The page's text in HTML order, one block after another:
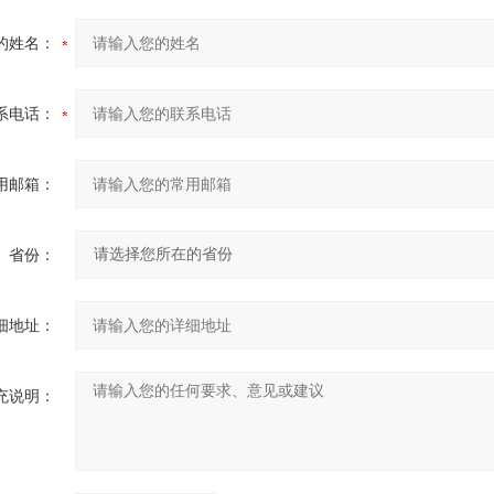
姓名：
电话：
邮箱：
省份：
地址：
说明：